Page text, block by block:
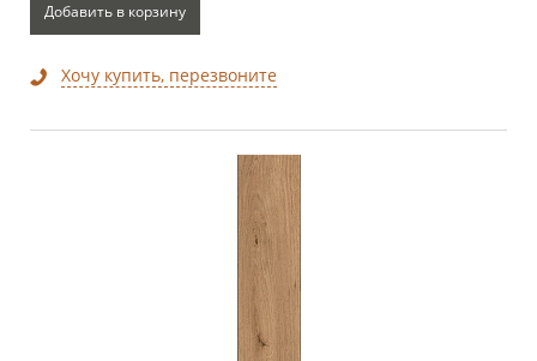
Добавить в корзину
Хочу купить, перезвоните